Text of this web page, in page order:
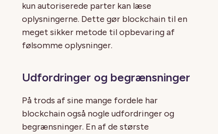
kun autoriserede parter kan læse
oplysningerne. Dette gør blockchain til en
meget sikker metode til opbevaring af
følsomme oplysninger.
Udfordringer og begrænsninger
På trods af sine mange fordele har
blockchain også nogle udfordringer og
begrænsninger. En af de største